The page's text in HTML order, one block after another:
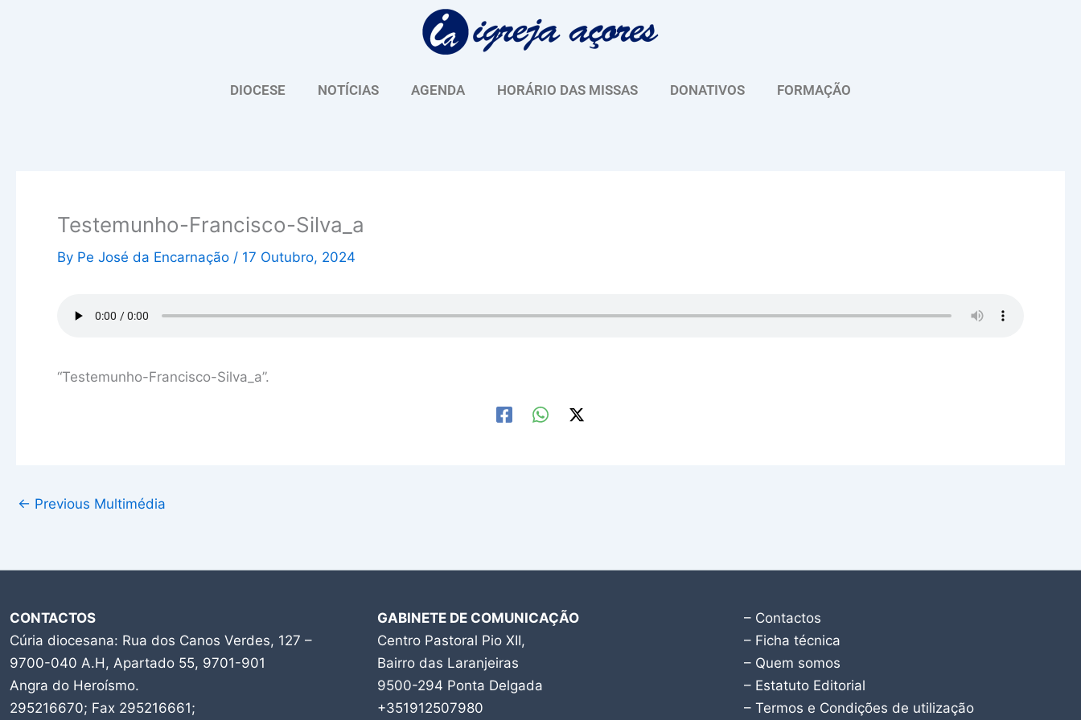
DIOCESE NOTÍCIAS AGENDA HORÁRIO DAS MISSAS DONATIVOS FORMAÇÃO
Testemunho-Francisco-Silva_a
By Pe José da Encarnação / 17 Outubro, 2024
“Testemunho-Francisco-Silva_a”.
← Previous Multimédia
CONTACTOS
Cúria diocesana: Rua dos Canos Verdes, 127 –
9700-040 A.H, Apartado 55, 9701-901
Angra do Heroísmo.
295216670; Fax 295216661;
GABINETE DE COMUNICAÇÃO
Centro Pastoral Pio XII,
Bairro das Laranjeiras
9500-294 Ponta Delgada
+351912507980
– Contactos
– Ficha técnica
– Quem somos
– Estatuto Editorial
– Termos e Condições de utilização